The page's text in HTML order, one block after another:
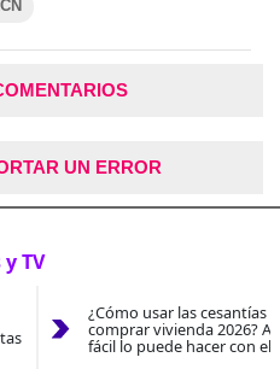
UN ERROR
TV
¿Cómo usar las cesantías
comprar vivienda 2026?
fácil lo puede hacer con el